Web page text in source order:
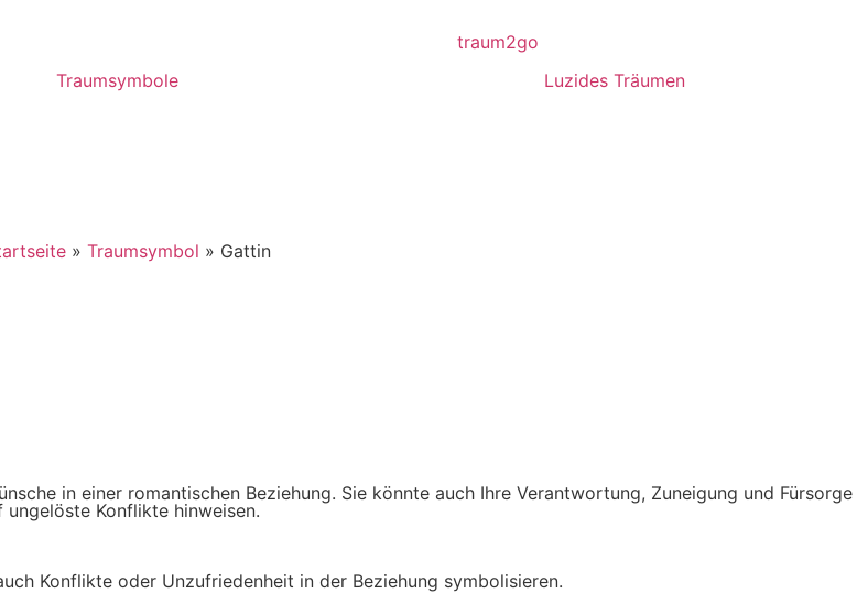
Traumsymbole Luzides Träumen
» Traumsymbol » Gattin
in einer romantischen Beziehung. Sie könnte auch Ihre Verantwortung, Zuneigung und Fürsorge
Konflikte hinweisen.
Konflikte oder Unzufriedenheit in der Beziehung symbolisieren.